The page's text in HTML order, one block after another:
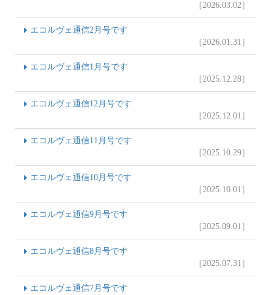
［2026.03.02］
エコルヴェ通信2月号です
［2026.01.31］
エコルヴェ通信1月号です
［2025.12.28］
エコルヴェ通信12月号です
［2025.12.01］
エコルヴェ通信11月号です
［2025.10.29］
エコルヴェ通信10月号です
［2025.10.01］
エコルヴェ通信9月号です
［2025.09.01］
エコルヴェ通信8月号です
［2025.07.31］
エコルヴェ通信7月号です